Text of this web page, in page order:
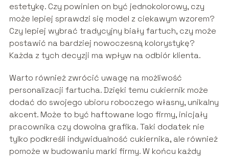
estetykę. Czy powinien on być jednokolorowy, czy
może lepiej sprawdzi się model z ciekawym wzorem?
Czy lepiej wybrać tradycyjny biały fartuch, czy może
postawić na bardziej nowoczesną kolorystykę?
Każda z tych decyzji ma wpływ na odbiór klienta.
Warto również zwrócić uwagę na możliwość
personalizacji fartucha. Dzięki temu cukiernik może
dodać do swojego ubioru roboczego własny, unikalny
akcent. Może to być haftowane logo firmy, inicjały
pracownika czy dowolna grafika. Taki dodatek nie
tylko podkreśli indywidualność cukiernika, ale również
pomoże w budowaniu marki firmy. W końcu każdy